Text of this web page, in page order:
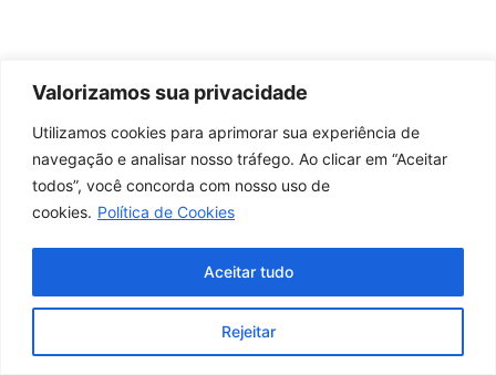
Valorizamos sua privacidade
Utilizamos cookies para aprimorar sua experiência de
navegação e analisar nosso tráfego. Ao clicar em “Aceitar
todos”, você concorda com nosso uso de
cookies. Política de Cookies
Rejeitar
Aceitar tudo